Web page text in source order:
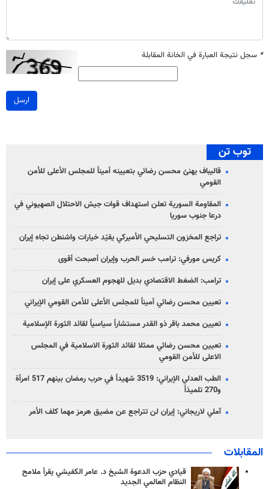
* سجل نتيجة العبارة في الخانة المقابلة
ارسل
توب تن
قاليباف يهنئ محسن رضائي بتعيينه أميناً للمجلس الأعلى للأمن
القومي
المقاومة السورية تعلن استهداف قوات جيش الاحتلال الصهيوني في
درعا جنوب سوريا
تراجع المخزون التسليحي الأميركي يقيّد خيارات واشنطن تجاه إيران
كريس مورفي: ترامب خسر الحرب وإيران أصبحت أقوى
ترامب: الضغط الاقتصادي بديل للهجوم العسكري على إيران
تعيين محسن رضائي أميناً للمجلس الأعلى للأمن القومي الإيراني
تعيين محمد باقر ذو القدر مستشاراً سياسياً لقائد الثورة الإسلامية
تعيين محسن رضائي ممثلا لقائد الثورة الاسلامية في المجلس
الاعلى للأمن القومي
الطب العدلي الإيراني: 3519 شهيداً في حرب رمضان بينهم 517 امرأة
و270 تلميذاً
آملي لاريجاني: إيران لن تتراجع عن مضيق هرمز مهما كلف الأمر
المقابلات
قيادي حزب الدعوة الشيخ د. عامر الكفيشي يقرأ ملامح
النظام العالمي الجديد